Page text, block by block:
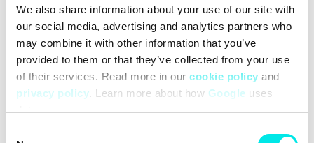
We also share information about your use of our site with
our social media, advertising and analytics partners who
may combine it with other information that you’ve
provided to them or that they’ve collected from your use
of their services. Read more in our cookie policy and
privacy policy. Learn more about how Google uses
data.
Rengöring Leveranser Storleksguide